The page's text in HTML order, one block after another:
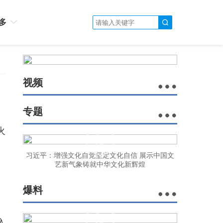
视频
专题
习近平：增强文化自觉坚定文化自信 展示中国文
艺新气象铸就中华文化新辉煌
爆料